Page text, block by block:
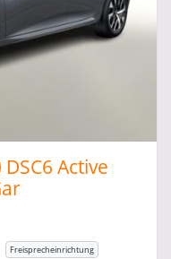
Active
Freisprecheinrichtung